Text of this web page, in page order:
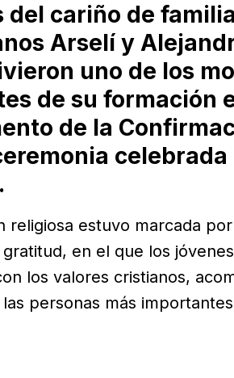
del cariño de
Arselí y
uno de los
de su formación
de la
celebrada
religiosa estuvo marcada
en el que los
los valores cristianos,
personas más